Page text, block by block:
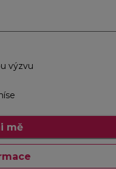
výzvu
mě